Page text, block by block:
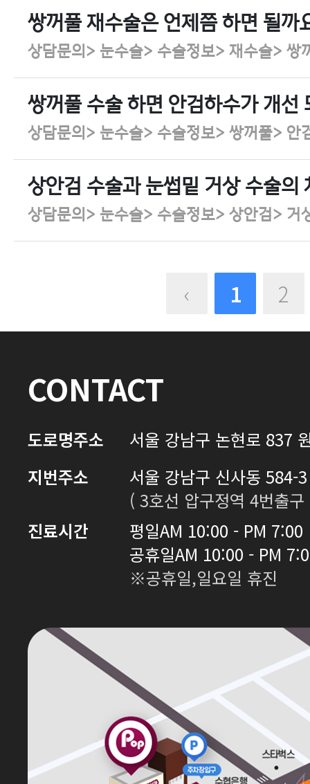
쌍꺼풀 재수술은 언제쯤 하면 될까
상담문의> 눈수술> 수술정보> 재수술> 쌍
쌍꺼풀 수술 하면 안검하수가 개선
상담문의> 눈수술> 수술정보> 쌍꺼풀> 안
상안검 수술과 눈썹밑 거상 수술의
상담문의> 눈수술> 수술정보> 상안검> 거
‹ 1 2
CONTACT
도로명주소
서울 강남구 논현로 837
지번주소
서울 강남구 신사동 584-
( 3호선 압구정역 4번출
진료시간
평일AM 10:00 - PM 7:00
공휴일AM 10:00 - PM
※공휴일,일요일 휴진